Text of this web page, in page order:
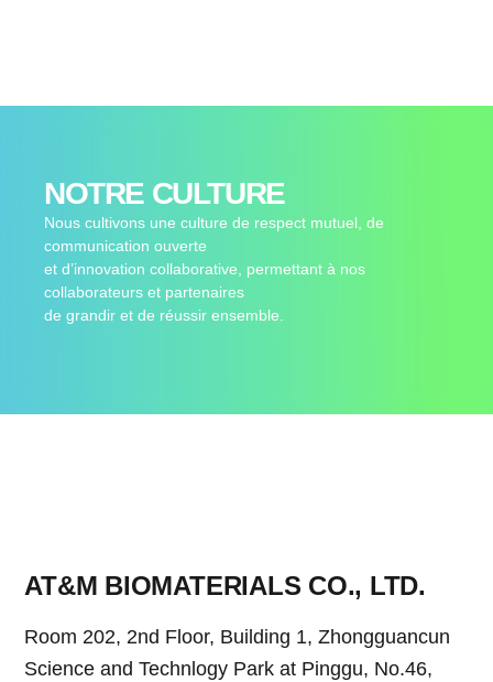
NOTRE CULTURE
Nous cultivons une culture de respect mutuel, de
communication ouverte
et d’innovation collaborative, permettant à nos
collaborateurs et partenaires
de grandir et de réussir ensemble.
AT&M BIOMATERIALS CO., LTD.
Room 202, 2nd Floor, Building 1, Zhongguancun
Science and Technlogy Park at Pinggu, No.46,